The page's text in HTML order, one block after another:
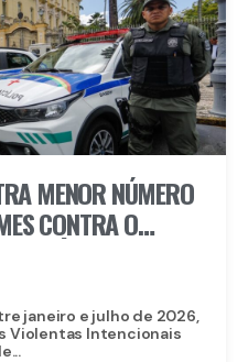
MENOR NÚMERO
CONTRA O
NOS
DE 2026
janeiro e julho de 2026,
Violentas Intencionais